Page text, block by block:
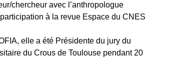
chercheur avec l’anthropologue
à la revue Espace du CNES
elle a été Présidente du jury du
du Crous de Toulouse pendant 20